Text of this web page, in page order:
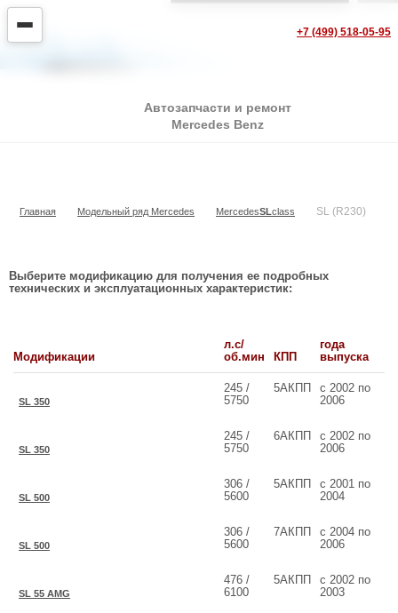
+7 (499) 518-05-95
Автозапчасти и ремонт
Mercedes Benz
Главная Модельный ряд Mercedes MercedesSLclass SL (R230)
Выберите модификацию для получения ее подробных
технических и эксплуатационных характеристик:
Модификации
л.с/
об.мин
КПП
года
выпуска
SL 350
245 /
5750
5АКПП
с 2002 по
2006
SL 350
245 /
5750
6АКПП
с 2002 по
2006
SL 500
306 /
5600
5АКПП
с 2001 по
2004
SL 500
306 /
5600
7АКПП
с 2004 по
2006
SL 55 AMG
476 /
6100
5АКПП
с 2002 по
2003